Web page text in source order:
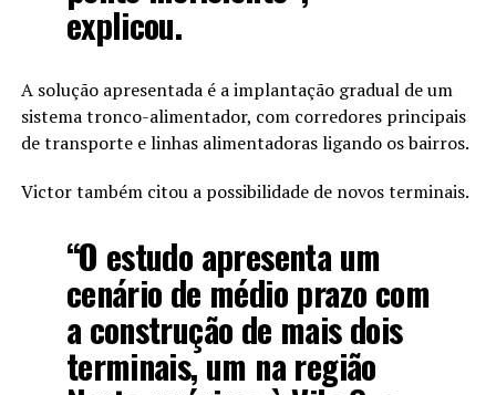
explicou.
A solução apresentada é a implantação gradual de um
sistema tronco-alimentador, com corredores principais
de transporte e linhas alimentadoras ligando os bairros.
Victor também citou a possibilidade de novos terminais.
“O estudo apresenta um
cenário de médio prazo com
a construção de mais dois
terminais, um na região